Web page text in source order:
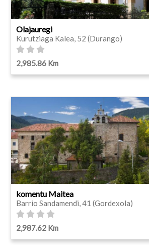
Olajauregi
Kurutziaga Kalea, 52 (Durango)
2,985.86 Km
komentu Maitea
Barrio Sandamendi, 41 (Gordexola)
2,987.62 Km